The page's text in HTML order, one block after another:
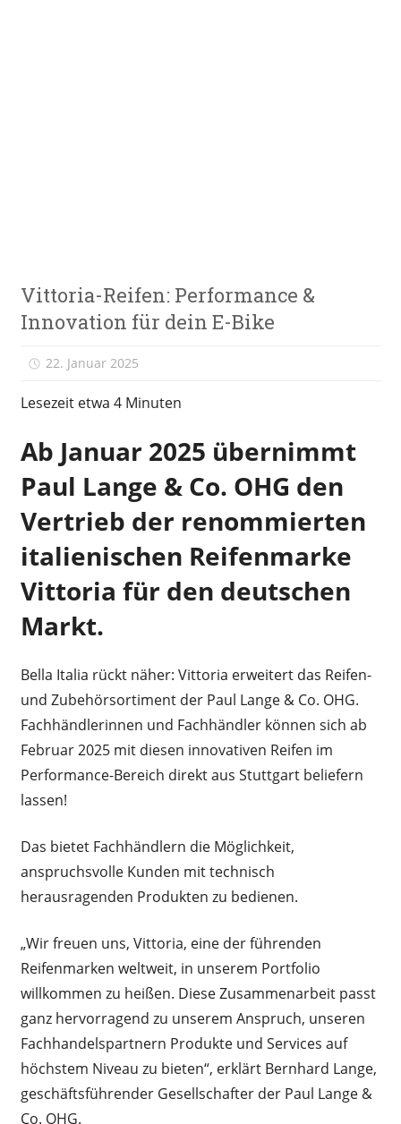
Bike
News
Vittoria-Reifen: Performance &
Innovation für dein E-Bike
22. Januar 2025
Lesezeit etwa 4 Minuten
Ab Januar 2025 übernimmt
Paul Lange & Co. OHG den
Vertrieb der renommierten
italienischen Reifenmarke
Vittoria für den deutschen
Markt.
Bella Italia rückt näher: Vittoria erweitert das Reifen-
und Zubehörsortiment der Paul Lange & Co. OHG.
Fachhändlerinnen und Fachhändler können sich ab
Februar 2025 mit diesen innovativen Reifen im
Performance-Bereich direkt aus Stuttgart beliefern
lassen!
Das bietet Fachhändlern die Möglichkeit,
anspruchsvolle Kunden mit technisch
herausragenden Produkten zu bedienen.
„Wir freuen uns, Vittoria, eine der führenden
Reifenmarken weltweit, in unserem Portfolio
willkommen zu heißen. Diese Zusammenarbeit passt
ganz hervorragend zu unserem Anspruch, unseren
Fachhandelspartnern Produkte und Services auf
höchstem Niveau zu bieten“, erklärt Bernhard Lange,
geschäftsführender Gesellschafter der Paul Lange &
Co. OHG.